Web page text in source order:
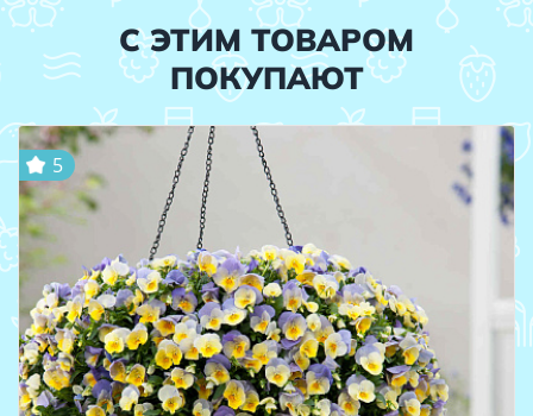
С ЭТИМ ТОВАРОМ
ПОКУПАЮТ
5